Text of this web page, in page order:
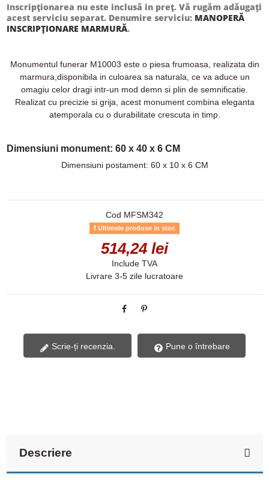
Inscripționarea nu este inclusă in preț. Vă rugăm adăugați
acest serviciu separat. Denumire serviciu: MANOPERĂ
INSCRIPȚIONARE MARMURĂ.
Monumentul funerar M10003 este o piesa frumoasa, realizata din
marmura,disponibila in culoarea sa naturala, ce va aduce un
omagiu celor dragi intr-un mod demn si plin de semnificatie.
Realizat cu precizie si grija, acest monument combina eleganta
atemporala cu o durabilitate crescuta in timp.
Dimensiuni monument: 60 x 40 x 6 CM
Dimensiuni postament: 60 x 10 x 6 CM
Cod MFSM342
Ultimele produse in stoc
514,24 lei
Include TVA
Livrare 3-5 zile lucratoare
Scrie-ți recenzia. Pune o întrebare
Descriere